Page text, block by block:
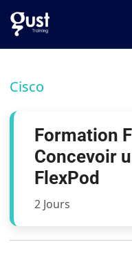
Cisco
Formation
Concevoir
FlexPod
2 Jours